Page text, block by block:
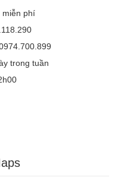
miễn phí
trong tuần